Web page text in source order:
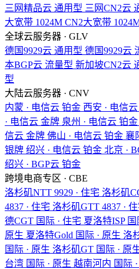
三网精品云 通用型 三网CN2云
大宽带 1024M CN2大宽带
全球云服务器 · GLV
德国9929云 通用型 德国9929云
本BGP云 流量型 新加坡CN2云
型
大陆云服务器 · CNV
内蒙 · 电信云 铂金 西安 · 电信云
· 电信云 金牌 泉州 · 电信云 铂金
信云 金牌 佛山 · 电信云 铂金 襄
银牌 绍兴 · 电信云 铂金 北京 ·
绍兴 · BGP云 铂金
跨境电商专区 · CBE
洛杉矶NTT 9929 · 住宅 洛杉矶
4837 · 住宅 洛杉矶GTT 4837 ·
德CGT 国际 · 住宅 夏洛特ISP
原生 夏洛特Gold 国际 · 原生 洛
国际 · 原生 洛杉矶GT 国际 · 原
台湾 国际 · 原生 越南河内 国际